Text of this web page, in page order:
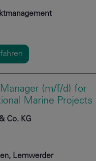
(m/f/d) for
Marine Projects
Co. KG
Lemwerder